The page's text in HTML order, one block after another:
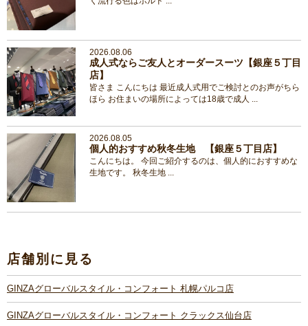
2026.08.06
成人式ならご友人とオーダースーツ【銀座５丁目
店】
皆さま こんにちは 最近成人式用でご検討とのお声がちら
ほら お住まいの場所によっては18歳で成人 ...
2026.08.05
個人的おすすめ秋冬生地 【銀座５丁目店】
こんにちは。 今回ご紹介するのは、個人的におすすめな
生地です。 秋冬生地 ...
店舗別に見る
GINZAグローバルスタイル・コンフォート 札幌パルコ店
GINZAグローバルスタイル・コンフォート クラックス仙台店